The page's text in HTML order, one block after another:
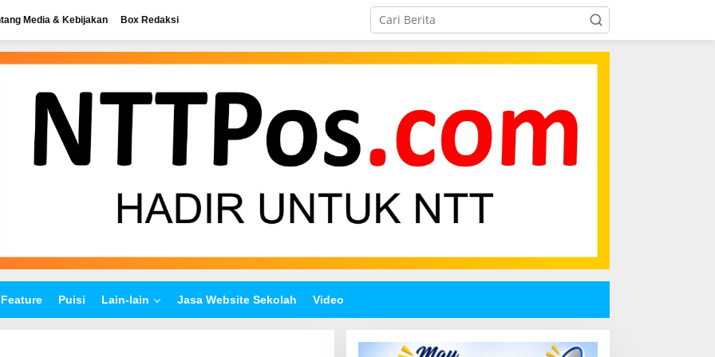
Media & Kebijakan Box Redaksi
Feature Puisi Lain-lain Jasa Website Sekolah Video